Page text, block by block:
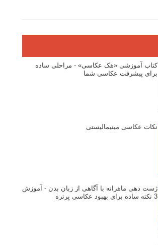
کتاب آموزشی «هک عکاسی» - مراحلی ساده
برای پیشرفت عکاسی شما
نکات عکاسی مینیمالیستی
ژست دهی ماهرانه با آگاهی از زبان بدن - آموزش
3 نکته ساده برای بهبود عکاسی پرتره